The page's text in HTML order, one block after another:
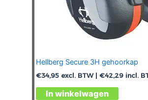
Hellberg Secure 3H gehoorkap
€34,95 excl. BTW | €42,29 incl.
In winkelwagen